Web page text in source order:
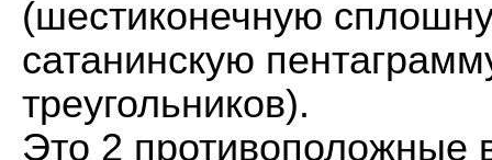
(шестиконечную
сатанинскую
треугольников).
Это 2 противоположные